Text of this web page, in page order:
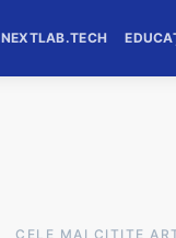
NEXTLAB.TECH
CELE MAI CITITE